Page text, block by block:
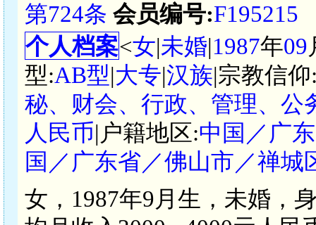
第724条 会员编号:F195215
个人档案<女|未婚|1987年09
型:AB型|大专|汉族|宗教信仰
秘、财会、行政、管理、公
人民币|户籍地区:中国／广
国／广东省／佛山市／禅城
女，1987年9月生，未婚，